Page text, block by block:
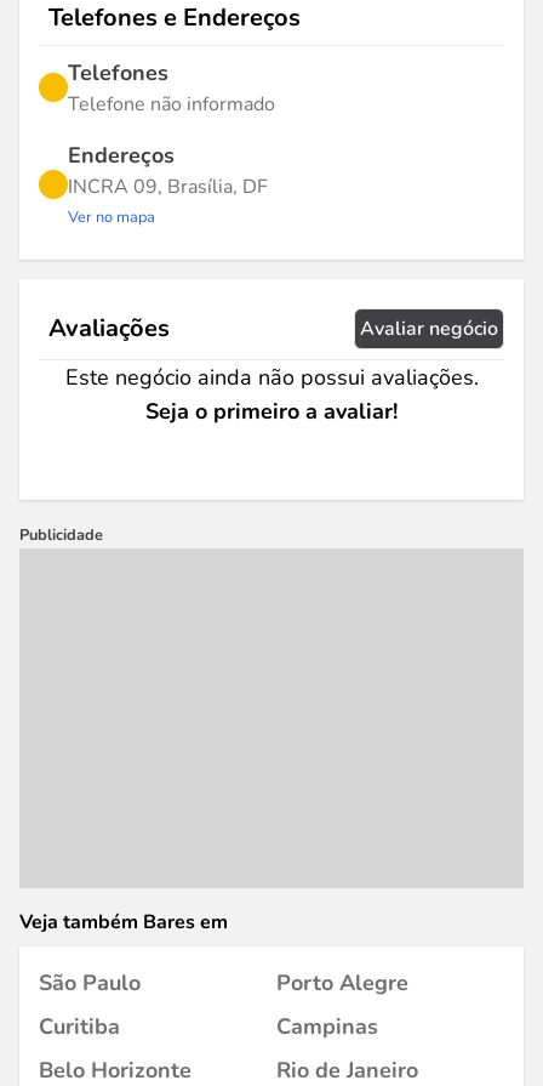
Telefones e Endereços
Telefones
Telefone não informado
Endereços
INCRA 09, Brasília, DF
Ver no mapa
Avaliações Avaliar negócio
Este negócio ainda não possui avaliações.
Seja o primeiro a avaliar!
Publicidade
Veja também Bares em
São Paulo
Porto Alegre
Curitiba
Campinas
Belo Horizonte
Rio de Janeiro